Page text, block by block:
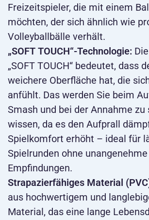
Freizeitspieler, die mit einem
möchten, der sich ähnlich wie
Volleyballbälle verhält.
„SOFT TOUCH“-Technologie:
„SOFT TOUCH“ bedeutet, dass
weichere Oberfläche hat, die
anfühlt. Das werden Sie beim
Smash und bei der Annahme zu
wissen, da es den Aufprall
Spielkomfort erhöht – ideal für
Spielrunden ohne unangenehme
Empfindungen.
Strapazierfähiges Material
aus hochwertigem und
Material, das eine lange